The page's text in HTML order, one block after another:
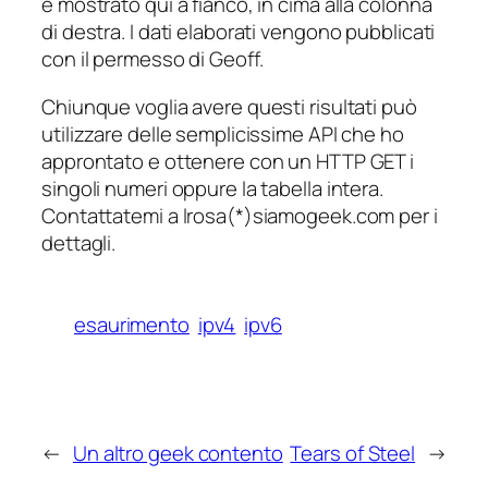
di destra. I dati elaborati vengono pubblicati
con il permesso di Geoff.
Chiunque voglia avere questi risultati può
utilizzare delle semplicissime API che ho
approntato e ottenere con un HTTP GET i
singoli numeri oppure la tabella intera.
Contattatemi a lrosa(*)siamogeek.com per i
dettagli.
esaurimento ipv4 ipv6
← Un altro geek contento Tears of Steel →